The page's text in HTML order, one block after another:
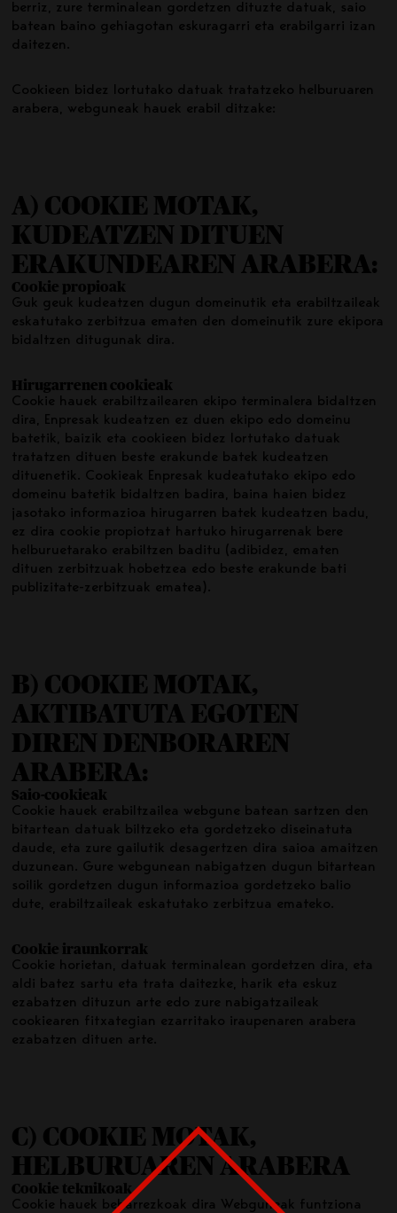
berriz, zure terminalean gordetzen dituzte datuak, saio
batean baino gehiagotan eskuragarri eta erabilgarri izan
daitezen.
Cookieen bidez lortutako datuak tratatzeko helburuaren
arabera, webguneak hauek erabil ditzake:
A) COOKIE MOTAK,
KUDEATZEN DITUEN
ERAKUNDEAREN ARABERA:
Cookie propioak
Guk geuk kudeatzen dugun domeinutik eta erabiltzaileak
eskatutako zerbitzua ematen den domeinutik zure ekipora
bidaltzen ditugunak dira.
Hirugarrenen cookieak
Cookie hauek erabiltzailearen ekipo terminalera bidaltzen
dira, Enpresak kudeatzen ez duen ekipo edo domeinu
batetik, baizik eta cookieen bidez lortutako datuak
tratatzen dituen beste erakunde batek kudeatzen
dituenetik. Cookieak Enpresak kudeatutako ekipo edo
domeinu batetik bidaltzen badira, baina haien bidez
jasotako informazioa hirugarren batek kudeatzen badu,
ez dira cookie propiotzat hartuko hirugarrenak bere
helburuetarako erabiltzen baditu (adibidez, ematen
dituen zerbitzuak hobetzea edo beste erakunde bati
publizitate-zerbitzuak ematea).
B) COOKIE MOTAK,
AKTIBATUTA EGOTEN
DIREN DENBORAREN
ARABERA:
Saio-cookieak
Cookie hauek erabiltzailea webgune batean sartzen den
bitartean datuak biltzeko eta gordetzeko diseinatuta
daude, eta zure gailutik desagertzen dira saioa amaitzen
duzunean. Gure webgunean nabigatzen dugun bitartean
soilik gordetzen dugun informazioa gordetzeko balio
dute, erabiltzaileak eskatutako zerbitzua emateko.
Cookie iraunkorrak
Cookie horietan, datuak terminalean gordetzen dira, eta
aldi batez sartu eta trata daitezke, harik eta eskuz
ezabatzen dituzun arte edo zure nabigatzaileak
cookiearen fitxategian ezarritako iraupenaren arabera
ezabatzen dituen arte.
C) COOKIE MOTAK,
HELBURUAREN ARABERA
Cookie teknikoak
Cookie hauek beharrezkoak dira Webguneak funtziona